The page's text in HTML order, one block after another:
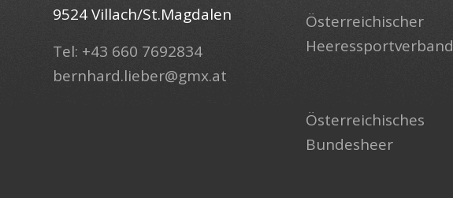
9524 Villach/St.Magdalen
Tel: +43 660 7692834
bernhard.lieber@gmx.at
Österreichischer
Heeressportverband
Österreichisches
Bundesheer